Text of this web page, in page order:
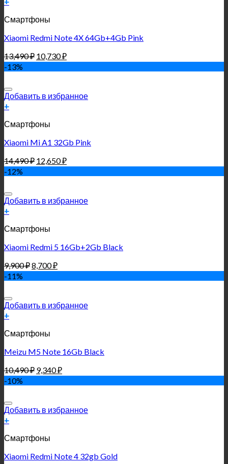
Смартфоны
Xiaomi Redmi Note 4X 64Gb+4Gb Pink
13,490₽ 10,730₽
-13%
Добавить в избранное
+
Смартфоны
Xiaomi Mi A1 32Gb Pink
14,490₽ 12,650₽
-12%
Добавить в избранное
+
Смартфоны
Xiaomi Redmi 5 16Gb+2Gb Black
9,900₽8,700₽
-11%
Добавить в избранное
+
Смартфоны
Meizu M5 Note 16Gb Black
10,490₽ 9,340₽
-10%
Добавить в избранное
+
Смартфоны
Xiaomi Redmi Note 4 32gb Gold